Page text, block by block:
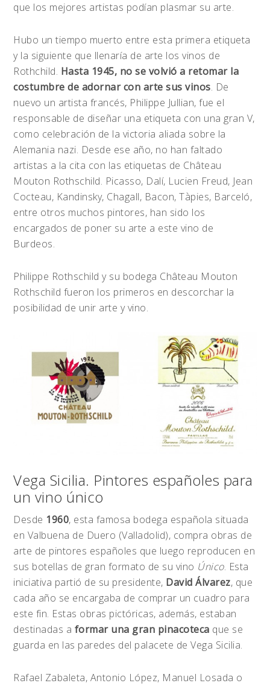
que los mejores artistas podían plasmar su arte.
Hubo un tiempo muerto entre esta primera etiqueta
y la siguiente que llenaría de arte los vinos de
Rothchild. Hasta 1945, no se volvió a retomar la
costumbre de adornar con arte sus vinos. De
nuevo un artista francés, Philippe Jullian, fue el
responsable de diseñar una etiqueta con una gran V,
como celebración de la victoria aliada sobre la
Alemania nazi. Desde ese año, no han faltado
artistas a la cita con las etiquetas de Château
Mouton Rothschild. Picasso, Dalí, Lucien Freud, Jean
Cocteau, Kandinsky, Chagall, Bacon, Tàpies, Barceló,
entre otros muchos pintores, han sido los
encargados de poner su arte a este vino de
Burdeos.
Philippe Rothschild y su bodega Château Mouton
Rothschild fueron los primeros en descorchar la
posibilidad de unir arte y vino.
Vega Sicilia. Pintores españoles para
un vino único
Desde 1960, esta famosa bodega española situada
en Valbuena de Duero (Valladolid), compra obras de
arte de pintores españoles que luego reproducen en
sus botellas de gran formato de su vino Único. Esta
iniciativa partió de su presidente, David Álvarez, que
cada año se encargaba de comprar un cuadro para
este fin. Estas obras pictóricas, además, estaban
destinadas a formar una gran pinacoteca que se
guarda en las paredes del palacete de Vega Sicilia.
Rafael Zabaleta, Antonio López, Manuel Losada o